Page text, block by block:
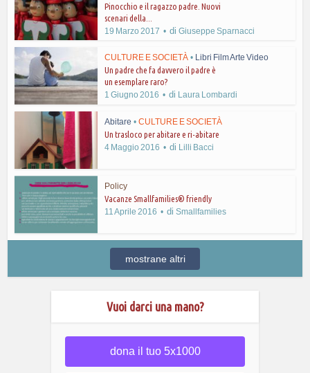
Pinocchio e il ragazzo padre. Nuovi
scenari della...
19 Marzo 2017
diGiuseppe Sparnacci
CULTURE E SOCIETÀ • Libri Film Arte Video
Un padre che fa davvero il padre è
un esemplare raro?
1 Giugno 2016
di Laura Lombardi
Abitare • CULTURE E SOCIETÀ
Un trasloco per abitare e ri-abitare
4 Maggio 2016
di Lilli Bacci
Policy
Vacanze Smallfamilies® friendly
11 Aprile 2016
diSmallfamilies
mostrane altri
Vuoi darci una mano?
dona il tuo 5x1000